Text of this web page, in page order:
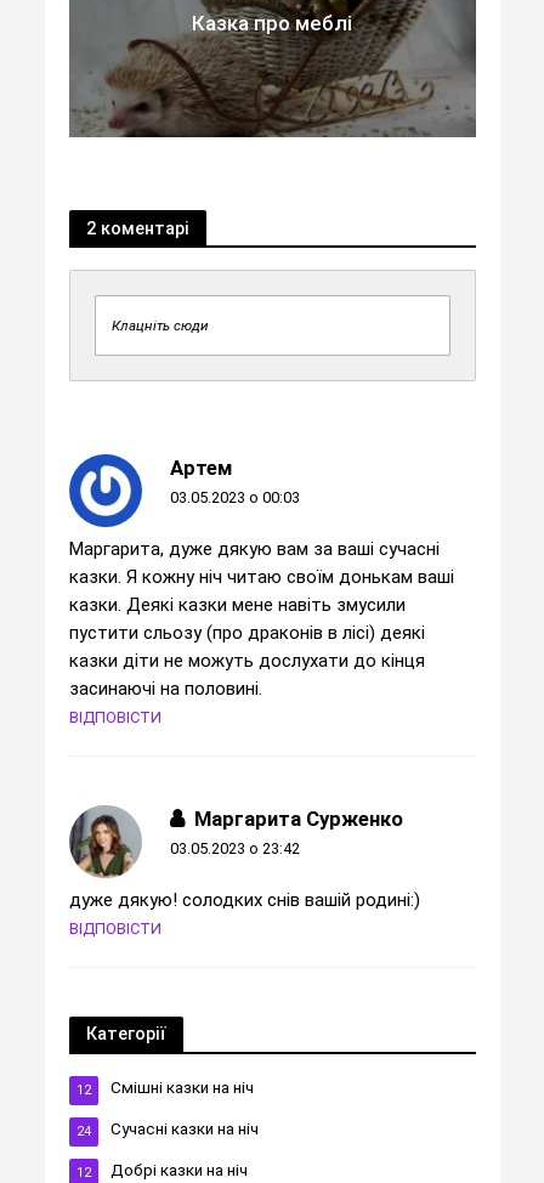
Казка про меблі
2 коментарі
Клацніть сюди
Артем
03.05.2023 о 00:03
Маргарита, дуже дякую вам за ваші сучасні
казки. Я кожну ніч читаю своїм донькам ваші
казки. Деякі казки мене навіть змусили
пустити сльозу (про драконів в лісі) деякі
казки діти не можуть дослухати до кінця
засинаючі на половині.
ВІДПОВІСТИ
Маргарита Сурженко
03.05.2023 о 23:42
дуже дякую! солодких снів вашій родині:)
ВІДПОВІСТИ
Категорії
Cмішні казки на ніч
12
Cучасні казки на ніч
24
Добрі казки на ніч
12